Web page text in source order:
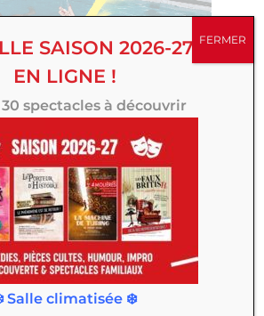
et 9 décembre à 20h15
Le Filip
SAISON 2026-27 EST
EN LIGNE !
30 spectacles à découvrir
Salle climatisée ❄️
FERMER